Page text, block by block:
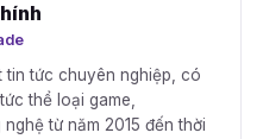
tin tức chuyên nghiệp, có
thể loại game,
từ năm 2015 đến thời